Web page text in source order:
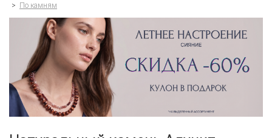
> По камням